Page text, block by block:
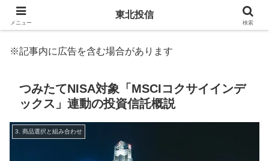
※記事内に広告を含む場合があります
つみたてNISA対象「MSCIコクサイインデ
ックス」連動の投資信託概説
3. 商品選択と組み合わせ
メニュー
東北投信
検索